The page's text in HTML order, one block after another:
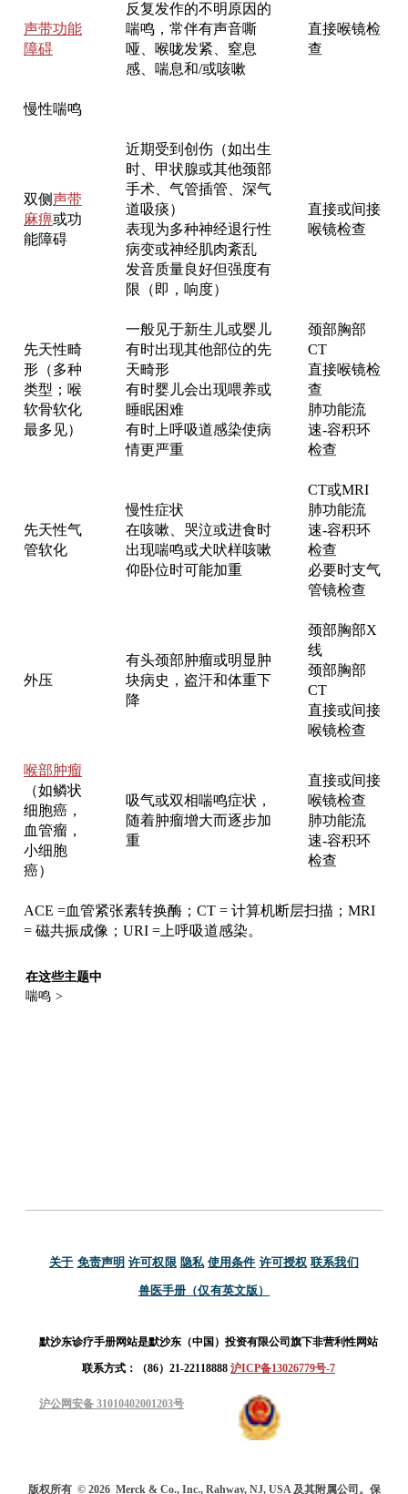
声带功能
障碍
反复发作的不明原因的
喘鸣，常伴有声音嘶
哑、喉咙发紧、窒息
感、喘息和/或咳嗽
直接喉镜检
查
慢性喘鸣
双侧声带
麻痹或功
能障碍
近期受到创伤（如出生
时、甲状腺或其他颈部
手术、气管插管、深气
道吸痰）
表现为多种神经退行性
病变或神经肌肉紊乱
发音质量良好但强度有
限（即，响度）
直接或间接
喉镜检查
先天性畸
形（多种
类型；喉
软骨软化
最多见）
一般见于新生儿或婴儿
有时出现其他部位的先
天畸形
有时婴儿会出现喂养或
睡眠困难
有时上呼吸道感染使病
情更严重
颈部胸部
CT
直接喉镜检
查
肺功能流
速-容积环
检查
先天性气
管软化
慢性症状
在咳嗽、哭泣或进食时
出现喘鸣或犬吠样咳嗽
仰卧位时可能加重
CT或MRI
肺功能流
速-容积环
检查
必要时支气
管镜检查
外压
有头颈部肿瘤或明显肿
块病史，盗汗和体重下
降
颈部胸部X
线
颈部胸部
CT
直接或间接
喉镜检查
喉部肿瘤
（如鳞状
细胞癌，
血管瘤，
小细胞
癌）
吸气或双相喘鸣症状，
随着肿瘤增大而逐步加
重
直接或间接
喉镜检查
肺功能流
速-容积环
检查
ACE =血管紧张素转换酶；CT = 计算机断层扫描；MRI
= 磁共振成像；URI = 上呼吸道感染。
在这些主题中
喘鸣 >
关于 免责声明 许可权限 隐私 使用条件 许可授权 联系我们
兽医手册（仅有英文版）
默沙东诊疗手册网站是默沙东（中国）投资有限公司旗下非营利性网站
联系方式：（86）21-22118888 沪ICP备13026779号-7
沪公网安备 31010402001203号
版权所有 © 2026 Merck & Co., Inc., Rahway, NJ, USA 及其附属公司。保